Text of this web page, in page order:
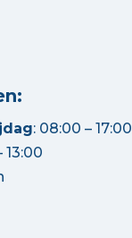
: 08:00 – 17:00
13:00